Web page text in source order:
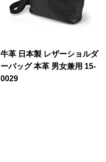
牛革 日本製 レザーショルダ
ーバッグ 本革 男女兼用 15-
0029